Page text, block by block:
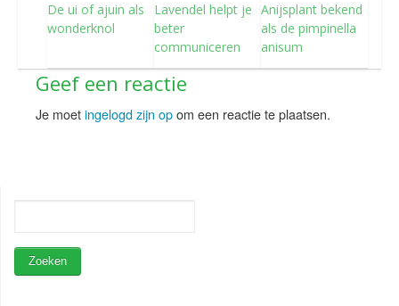
De ui of ajuin als
wonderknol
Lavendel helpt je
beter
communiceren
Anijsplant bekend
als de pimpinella
anisum
Geef een reactie
Je moetingelogd zijn opom een reactie te plaatsen.